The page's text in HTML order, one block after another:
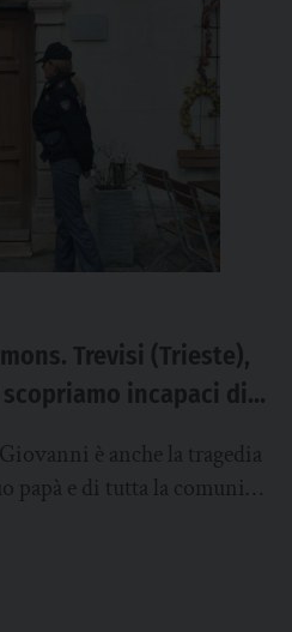
Trevisi (Trieste),
incapaci di
è anche la tragedia
papà e di tutta la comunità.